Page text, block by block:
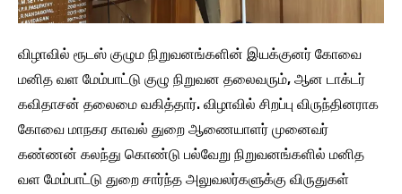
விழாவில் ரூடஸ் குழும நிறுவனங்களின் இயக்குனர் கோவை
மனித வள மேம்பாட்டு குழு நிறுவன தலைவரும், ஆன டாக்டர்
கவிதாசன் தலைமை வகித்தார். விழாவில் சிறப்பு விருந்தினராக
கோவை மாநகர காவல் துறை ஆணையாளர் முனைவர்
கண்ணன் கலந்து கொண்டு பல்வேறு நிறுவனங்களில் மனித
வள மேம்பாட்டு துறை சார்ந்த அலுவலர்களுக்கு விருதுகள்